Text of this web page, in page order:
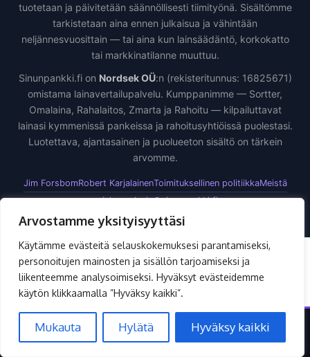
Arvostamme yksityisyyttäsi
Käytämme evästeitä selauskokemuksesi parantamiseksi,
personoitujen mainosten ja sisällön tarjoamiseksi ja
liikenteemme analysoimiseksi. Hyväksyt evästeidemme
käytön klikkaamalla ”Hyväksy kaikki”.
Mukauta Hylätä Hyväksy kaikki
tuotetaan ja päivitetään säännöllisesti tiimityönä. Sisältömme
tarkistetaan aina ennen julkaisua ja vähintään
neljännesvuosittain — tai aina kun lainsäädäntö, korkokatto
tai markkinatilanne muuttuu.
Sinunpankki.fi on Nordsek OÜ:n (rekisteritunnus: 16825671)
omistama lainavertailupalvelu. Kumppanimme — Sortter,
Omalaina, Rahalaitos, Zmarta ja Rahoitu — kilpailuttavat
lainasi kymmenissä pankeissa ja rahoitusyhtiöissä puolestasi.
Luotettava, ajantasainen ja puolueeton sisältö on tärkein
arvomme.
Jim ForsbomRobert KarjalainenToimituksellinen politiikkaMeistä
asiakaspalvelu@sinunpankki.fi